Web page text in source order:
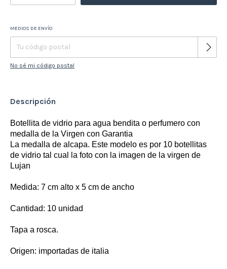
Entregas para el CP:
MEDIOS DE ENVÍO
No sé mi código postal
Descripción
Botellita de vidrio para agua bendita o perfumero con
medalla de la Virgen con Garantia
La medalla de alcapa. Este modelo es por 10 botellitas
de vidrio tal cual la foto con la imagen de la virgen de
Lujan
Medida: 7 cm alto x 5 cm de ancho
Cantidad: 10 unidad
Tapa a rosca.
Origen: importadas de italia